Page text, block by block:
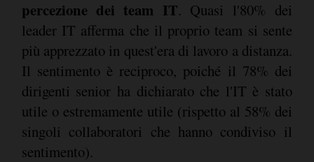
percezione dei team IT. Quasi l'80% dei
leader IT afferma che il proprio team si sente
più apprezzato in quest'era di lavoro a distanza.
Il sentimento è reciproco, poiché il 78% dei
dirigenti senior ha dichiarato che l'IT è stato
utile o estremamente utile (rispetto al 58% dei
singoli collaboratori che hanno condiviso il
sentimento).